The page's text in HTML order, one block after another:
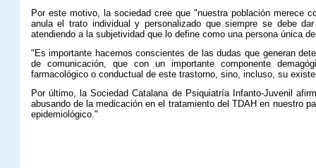
Por este motivo, la sociedad cree que "nuestra población merece
anula el trato individual y personalizado que siempre se debe
atendiendo a la subjetividad que lo define como una persona única
"Es importante hacernos conscientes de las dudas que generan
de comunicación, que con un importante componente
farmacológico o conductual de este trastorno, sino, incluso, su
Por último, la Sociedad Catalana de Psiquiatría Infanto-Juvenil
abusando de la medicación en el tratamiento del TDAH en nuestro
epidemiológico."